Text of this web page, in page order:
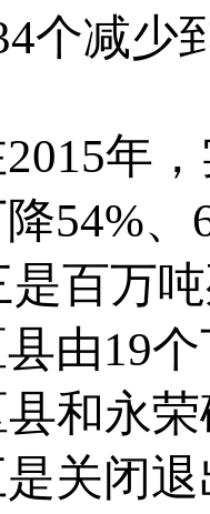
个减少
年，
54%
是百万
由19
和永
关闭